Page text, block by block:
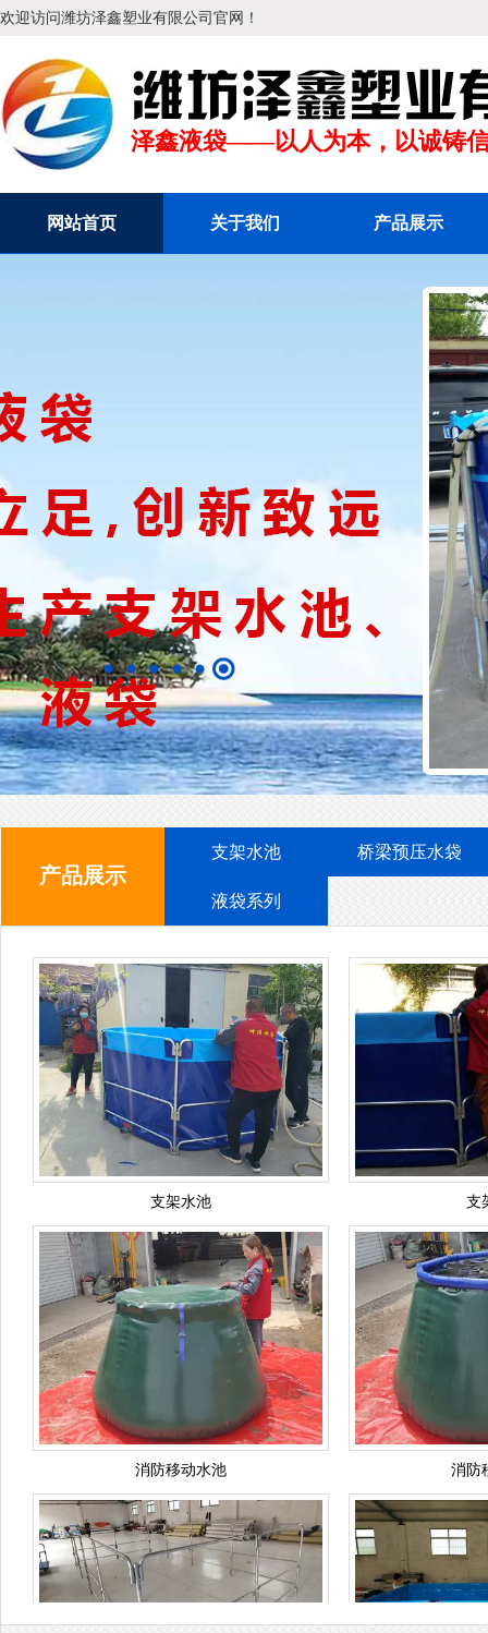
欢迎访问潍坊泽鑫塑业有限公司官网！
泽鑫液袋——以人为本，以诚铸
网站首页 关于我们 产品展示
产品展示
支架水池 桥梁预压水袋
液袋系列
消防移动水池 消
支
支架水池
支架水池 支
消防移动水池 消防